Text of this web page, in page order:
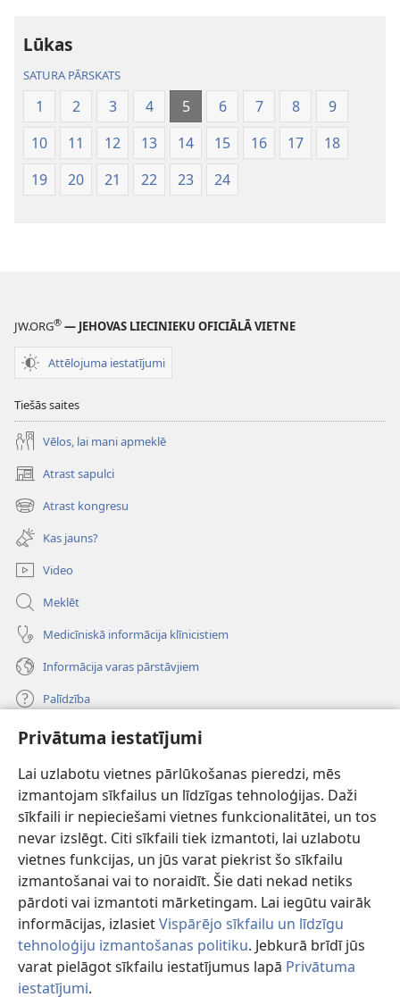
Privātuma iestatījumi
Lai uzlabotu vietnes pārlūkošanas pieredzi, mēs
izmantojam sīkfailus un līdzīgas tehnoloģijas. Daži
sīkfaili ir nepieciešami vietnes funkcionalitātei, un tos
nevar izslēgt. Citi sīkfaili tiek izmantoti, lai uzlabotu
vietnes funkcijas, un jūs varat piekrist šo sīkfailu
izmantošanai vai to noraidīt. Šie dati nekad netiks
pārdoti vai izmantoti mārketingam. Lai iegūtu vairāk
informācijas, izlasietVispārējo sīkfailu un līdzīgu
tehnoloģiju izmantošanas politiku. Jebkurā brīdī jūs
varat pielāgot sīkfailu iestatījumus lapā Privātuma
iestatījumi.
Lūkas
SATURA PĀRSKATS
1 2 3 4 5 6 7 8
9
10
11 12 13 14 15 16 17
18
19
20 21 22 23 24
JW.ORG® — JEHOVAS LIECINIEKU OFICIĀLĀ VIETNE
Attēlojuma iestatījumi
Tiešās saites
Vēlos, lai mani apmeklē
Atrast sapulci
(opens
new
window)
Atrast kongresu
(opens
new
window)
Kas jauns?
Video
Meklēt
Medicīniskā informācija klīnicistiem
Informācija varas pārstāvjiem
Palīdzība
Ziedojumi
new
Sargtorņa TIEŠSAISTES BIBLIOTĒKA
(opens
new
window)JW Hub ®
(opens
new
window)JW Library ®
Copyright© 2026 Watch Tower Bible and Tract Society of Pennsylvania.
LIETOŠANAS NOTEIKUMI